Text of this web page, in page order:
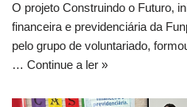
O projeto Construindo o Futuro,
financeira e previdenciária da
pelo grupo de voluntariado,
… Continue a ler »